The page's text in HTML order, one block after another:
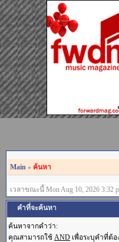
Main » ค้นหา
เวลาขณะนี้ Mon Aug 10, 2026 3:32
คำที่จะค้นหา
ค้นหาจากคำว่า:
คุณสามารถใช้ AND เพื่อระบุคำที่ต้